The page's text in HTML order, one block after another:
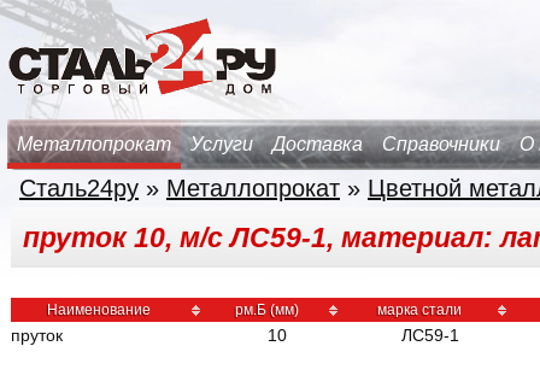
Металлопрокат Услуги Доставка Справочники О
Сталь24ру » Металлопрокат » Цветной
пруток 10, м/с ЛС59-1, материал:
Наименование рм.Б (мм) марка стали
пруток 10 ЛС59-1